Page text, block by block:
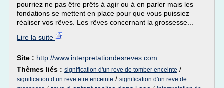
pourriez ne pas être prêts à agir ou à en parler mais les
fondations se mettent en place pour que vous puissiez
réaliser vos rêves. Les rêves concernant la grossesse...
Lire la suite
Site : http://www.interpretationdesreves.com
Thèmes liés : signification d'un reve de tomber enceinte /
signification d un reve etre enceinte / signification d'un reve de